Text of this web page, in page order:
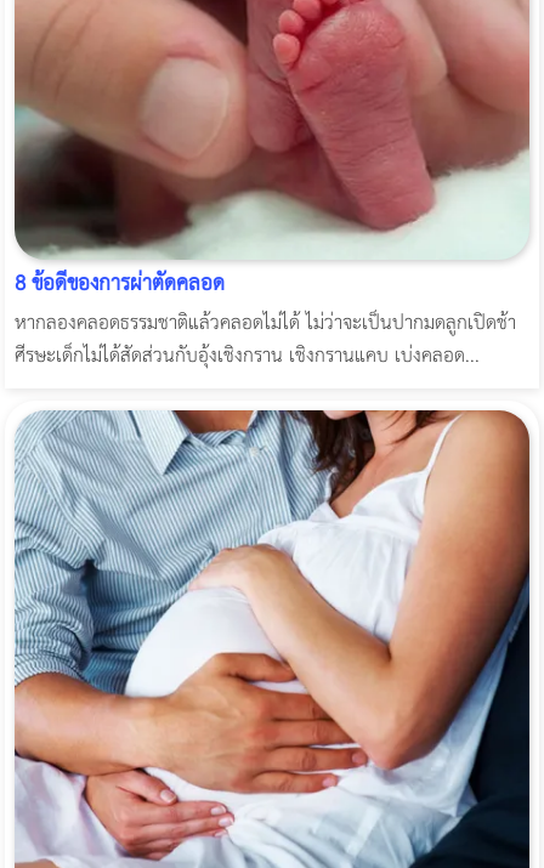
8 ข้อดีของการผ่าตัดคลอด
หากลองคลอดธรรมชาติแล้วคลอดไม่ได้ ไม่ว่าจะเป็นปากมดลูกเปิดช้า
ศีรษะเด็กไม่ได้สัดส่วนกับอุ้งเชิงกราน เชิงกรานแคบ เบ่งคลอด...